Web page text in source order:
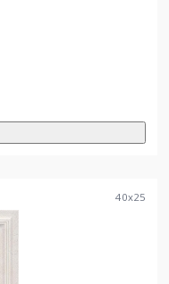
40x25